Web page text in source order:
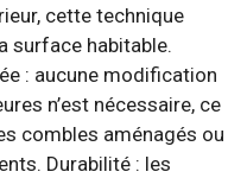
cette technique
surface habitable.
: aucune modification
n’est nécessaire, ce
combles aménagés ou
Durabilité : les